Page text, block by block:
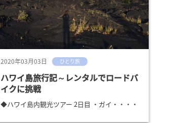
2020年03月03日 ひとり旅
ハワイ島旅行記～レンタルでロードバ
イクに挑戦
◆ハワイ島内観光ツアー 2日目 ・ガイ・・・・